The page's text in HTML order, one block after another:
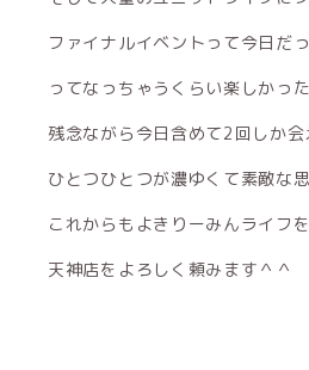
ファイナルイベントって今日だ
ってなっちゃうくらい楽しかっ
残念ながら今日含めて2回しか会
ひとつひとつが濃ゆくて素敵な
これからもよきりーみんライフを
天神店をよろしく頼みます＾＾